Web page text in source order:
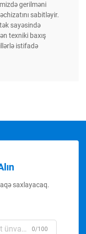
gerilməni
sabitləyir.
sayəsində
texniki baxış
istifadə
saxlayacaq.
0/100